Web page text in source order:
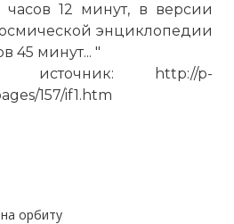
12 минут, в версии
энциклопедии
45 минут... "
источник: http://p-
157/if1.htm
орбиту